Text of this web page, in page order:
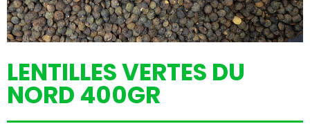
LENTILLES VERTES DU
NORD 400GR